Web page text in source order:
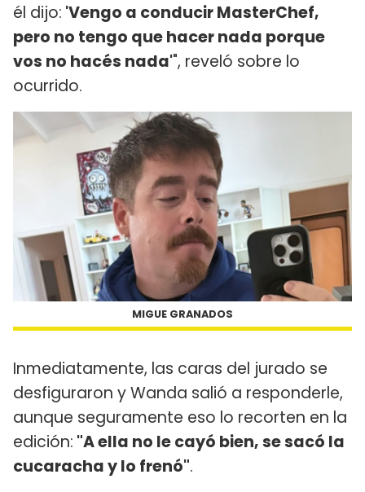
él dijo: 'Vengo a conducir MasterChef,
pero no tengo que hacer nada porque
vos no hacés nada'", reveló sobre lo
ocurrido.
MIGUE GRANADOS
Inmediatamente, las caras del jurado se
desfiguraron y Wanda salió a responderle,
aunque seguramente eso lo recorten en la
edición: "A ella no le cayó bien, se sacó la
cucaracha y lo frenó".